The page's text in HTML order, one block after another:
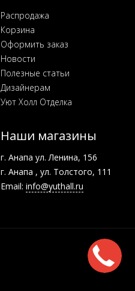
Распродажа
Корзина
Оформить заказ
Новости
Полезные статьи
Дизайнерам
Уют Холл Отделка
Наши магазины
г. Анапа ул. Ленина, 156
г. Анапа , ул. Толстого, 111
Email: info@yuthall.ru